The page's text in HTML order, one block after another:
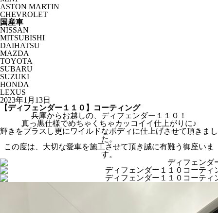
ASTON MARTIN
CHEVROLET
国産車
NISSAN
MITSUBISHI
DAIHATSU
MAZDA
TOYOTA
SUBARU
SUZUKI
HONDA
LEXUS
2023年1月13日
【ディフェンダー１１０】コーティング
兵庫からお越しの、ディフェンダー１１０！
真っ黒仕様でめちゃくちゃカッコイイ仕上がりに♪
輝きをプラスし更にワイルドなボディに仕上げさせて頂きまし
た。
この度は、大切な愛車を施工させて頂き誠に有難う御座いま
す。